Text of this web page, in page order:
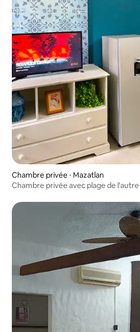
Chambre privée ⋅ Mazatlan
Chambre privée avec plage de